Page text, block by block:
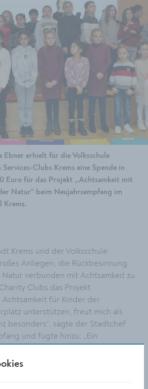
Ebner erhielt für die Volksschule
Clubs Krems eine Spende in
Euro für das Projekt „Achtsamkeit mit
Natur“ beim Neujahrsempfang im
Krems.
Krems und der Volksschule
Anliegen, die Rückbesinnung
verbunden mit Achtsamkeit zu
Clubs das Projekt
für Kinder der
unterstützen, freut mich als
besonders“, sagte der Stadtchef
und fügte hinzu: „Ein
unermüdliche Arbeit und ihr